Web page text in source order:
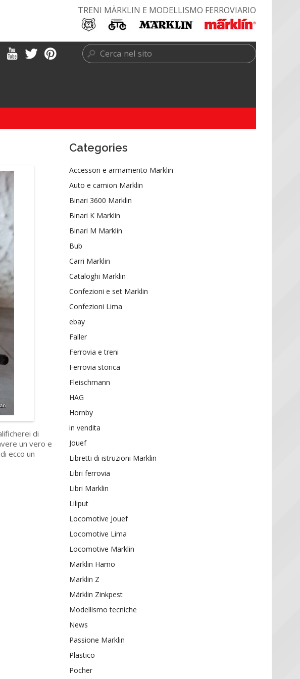
TRENI MÄRKLIN E MODELLISMO FERROVIARIO
di
un vero e
ecco un
Categories
Accessori e armamento Marklin
Auto e camion Marklin
Binari 3600 Marklin
Binari K Marklin
Binari M Marklin
Bub
Carri Marklin
Cataloghi Marklin
Confezioni e set Marklin
Confezioni Lima
ebay
Faller
Ferrovia e treni
Ferrovia storica
Fleischmann
HAG
Hornby
in vendita
Jouef
Libretti di istruzioni Marklin
Libri ferrovia
Libri Marklin
Liliput
Locomotive Jouef
Locomotive Lima
Locomotive Marklin
Marklin Hamo
Marklin Z
Märklin Zinkpest
Modellismo tecniche
News
Passione Marklin
Plastico
Pocher